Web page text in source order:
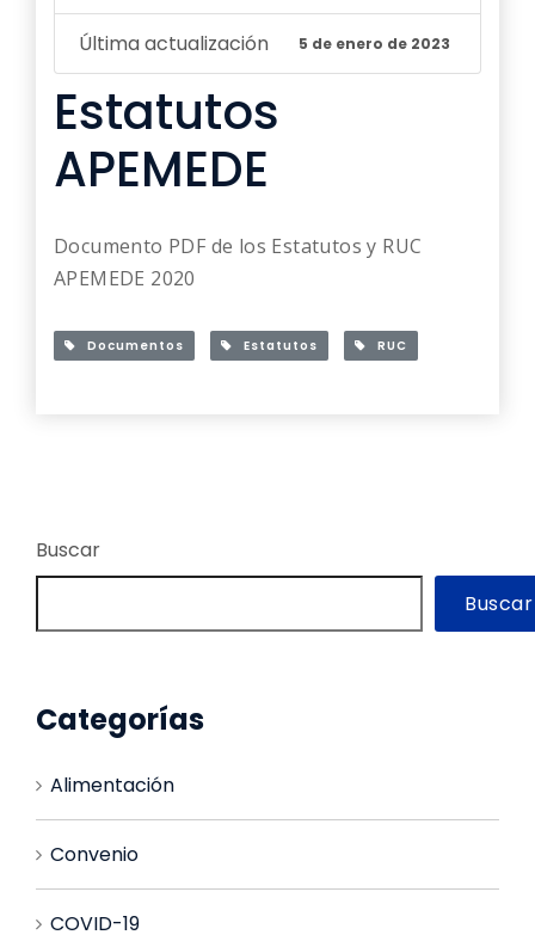
Última actualización 5 de enero de 2023
Estatutos
APEMEDE
Documento PDF de los Estatutos y RUC
APEMEDE 2020
Documentos Estatutos RUC
Buscar
Buscar
Categorías
Alimentación
Convenio
COVID-19